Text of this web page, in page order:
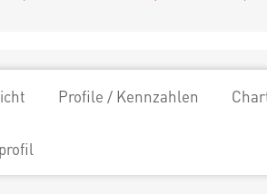
Profile / Kennzahlen